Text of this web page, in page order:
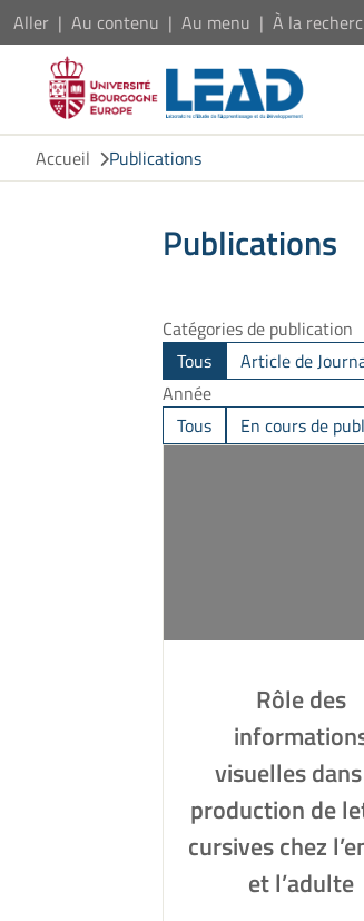
Aller Au contenu Au menu À la
Accueil
Publications
Publications
Catégories de publication
Tous
Article de
Année
Tous
En cours de
Rôle des
visuelles
production de
cursives chez
et l’adulte